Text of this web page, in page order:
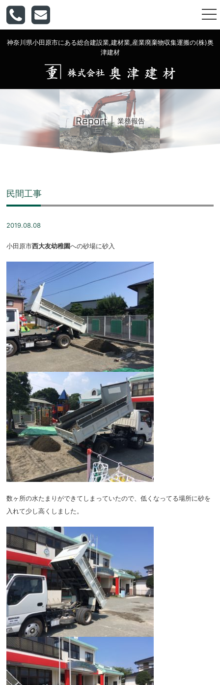
神奈川県小田原市にある総合建設業,建材業,産業廃棄物収集運搬の(株)奥
津建材
Report 業務報告
民間工事
2019.08.08
小田原市西大友幼稚園への砂場に砂入
数ヶ所の水たまりができてしまっていたので、低くなってる場所に砂を
入れて少し高くしました。